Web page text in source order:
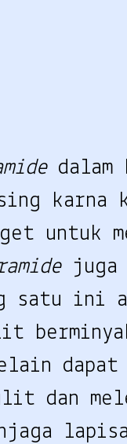
dalam
karna
untuk
satu ini
dapat
dan